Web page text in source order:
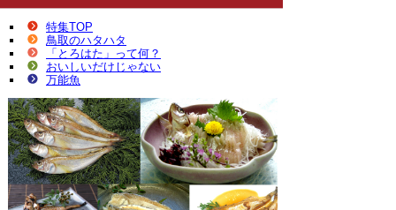
特集TOP
鳥取のハタハタ
「とろはた」って何？
おいしいだけじゃない
万能魚